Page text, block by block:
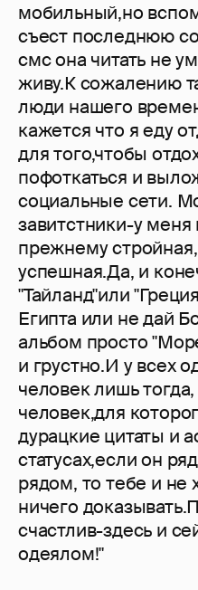
мобильный,но
съест последнюю
смс она читать не
живу.К сожалению
люди нашего
кажется что я еду
для того,чтобы
пофоткаться и
социальные сети.
завитстники-у
прежнему
успешная.Да, и
"Тайланд"или
Египта или не дай
альбом просто
и грустно.И у всех
человек лишь тогда,
человек,для
дурацкие цитаты и
статусах,если он
рядом, то тебе и не
ничего
счастлив-здесь и
одеялом!"